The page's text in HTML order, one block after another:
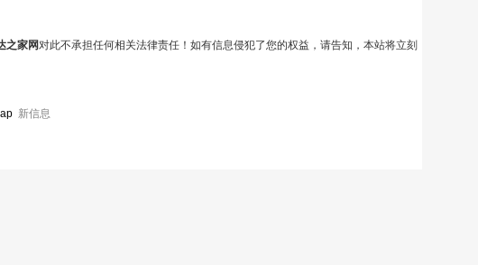
之家网对此不承担任何相关法律责任！如有信息侵犯了您的权益，请告知，本站将立刻
新信息